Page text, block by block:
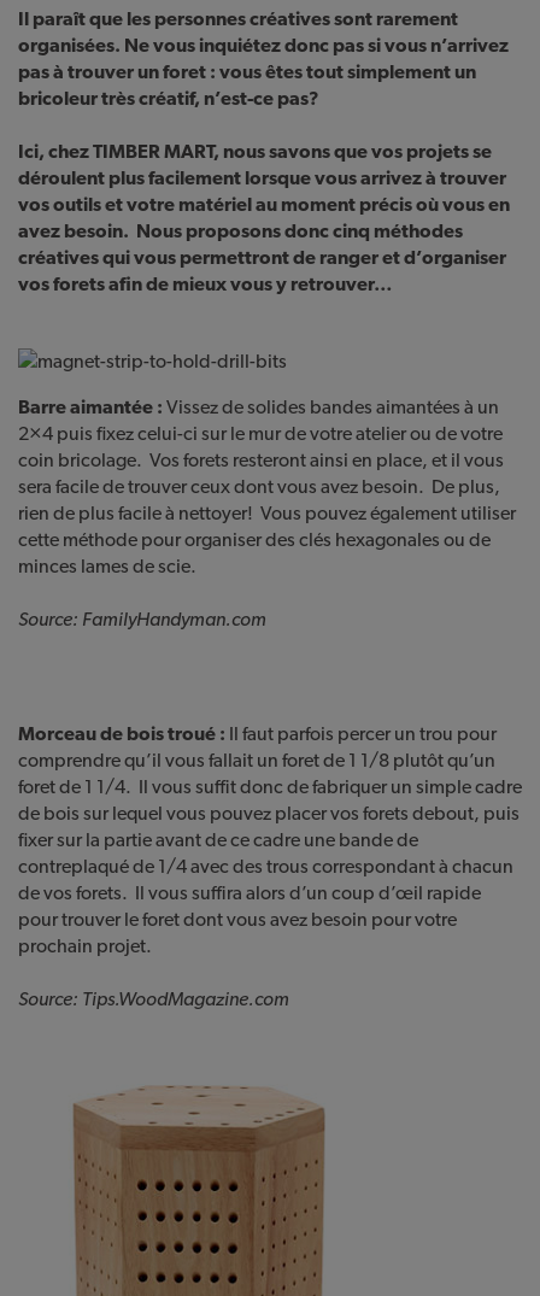
Il paraît que les personnes créatives sont rarement
organisées. Ne vous inquiétez donc pas si vous n’arrivez
pas à trouver un foret : vous êtes tout simplement un
bricoleur très créatif, n’est-ce pas?
Ici, chez TIMBER MART, nous savons que vos projets se
déroulent plus facilement lorsque vous arrivez à trouver
vos outils et votre matériel au moment précis où vous en
avez besoin. Nous proposons donc cinq méthodes
créatives qui vous permettront de ranger et d’organiser
vos forets afin de mieux vous y retrouver…
Barre aimantée : Vissez de solides bandes aimantées à un
2×4 puis fixez celui-ci sur le mur de votre atelier ou de votre
coin bricolage. Vos forets resteront ainsi en place, et il vous
sera facile de trouver ceux dont vous avez besoin. De plus,
rien de plus facile à nettoyer! Vous pouvez également utiliser
cette méthode pour organiser des clés hexagonales ou de
minces lames de scie.
Source: FamilyHandyman.com
Morceau de bois troué : Il faut parfois percer un trou pour
comprendre qu’il vous fallait un foret de 1 1/8 plutôt qu’un
foret de 1 1/4. Il vous suffit donc de fabriquer un simple cadre
de bois sur lequel vous pouvez placer vos forets debout, puis
fixer sur la partie avant de ce cadre une bande de
contreplaqué de 1/4 avec des trous correspondant à chacun
de vos forets. Il vous suffira alors d’un coup d’œil rapide
pour trouver le foret dont vous avez besoin pour votre
prochain projet.
Source: Tips.WoodMagazine.com